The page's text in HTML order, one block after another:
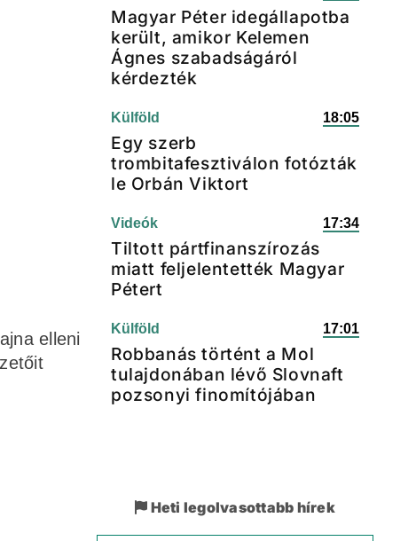
elleni
Magyar Péter idegállapotba
került, amikor Kelemen
Ágnes szabadságáról
kérdezték
Külföld 18:05
Egy szerb
trombitafesztiválon fotózták
le Orbán Viktort
Videók 17:34
Tiltott pártfinanszírozás
miatt feljelentették Magyar
Pétert
Külföld 17:01
Robbanás történt a Mol
tulajdonában lévő Slovnaft
pozsonyi finomítójában
Heti legolvasottabb hírek